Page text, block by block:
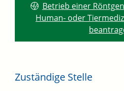
Betrieb einer
Human- oder
Zuständige Stelle